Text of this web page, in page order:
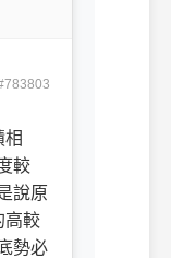
相
較
說原
高較
勢必